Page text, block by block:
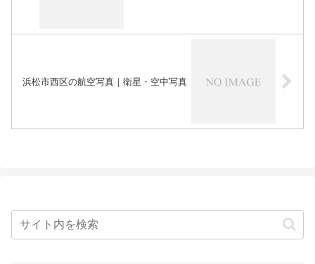
浜松市西区の航空写真｜衛星・空中写真